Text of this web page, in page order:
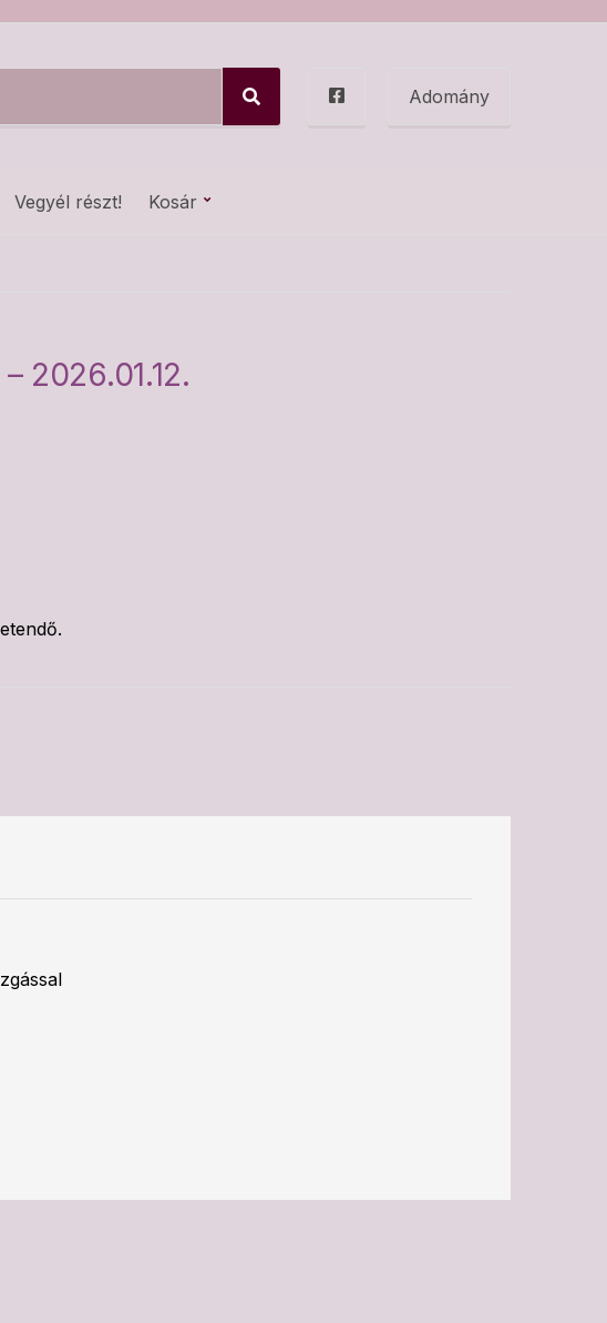
S
e
Adomány
Vegyél részt! Kosár
2026.01.12.